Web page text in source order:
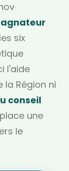
six
l'aide
la Région ni
conseil
une
le